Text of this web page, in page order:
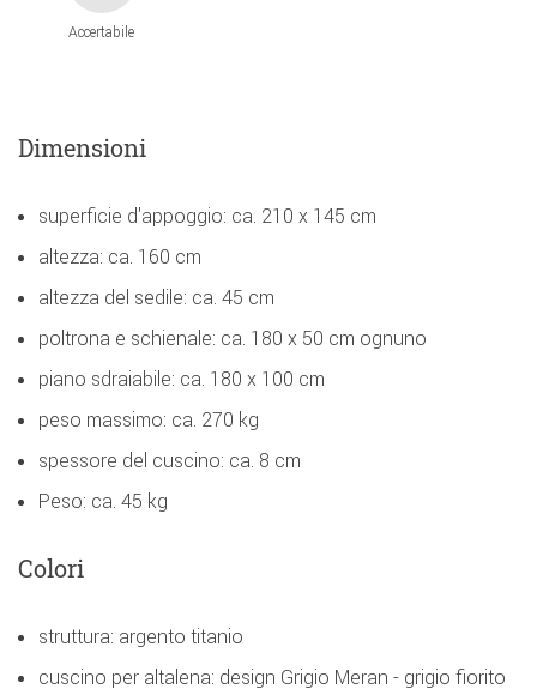
Accertabile
Dimensioni
superficie d'appoggio: ca. 210 x 145 cm
altezza: ca. 160 cm
altezza del sedile: ca. 45 cm
poltrona e schienale: ca. 180 x 50 cm ognuno
piano sdraiabile: ca. 180 x 100 cm
peso massimo: ca. 270 kg
spessore del cuscino: ca. 8 cm
Peso: ca. 45 kg
Colori
struttura: argento titanio
cuscino per altalena: design Grigio Meran - grigio fiorito